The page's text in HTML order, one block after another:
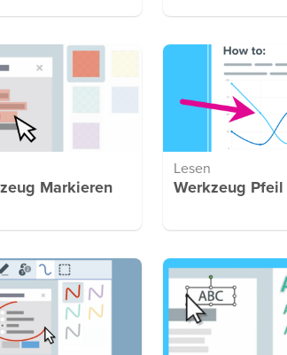
Markieren
Lesen
Werkzeug Pfeil